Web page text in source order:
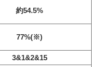
約54.5%
77%(※)
3&1&2&15